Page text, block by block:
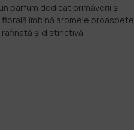
parfum dedicat primăverii și
îmbină aromele proaspete
și distinctivă.